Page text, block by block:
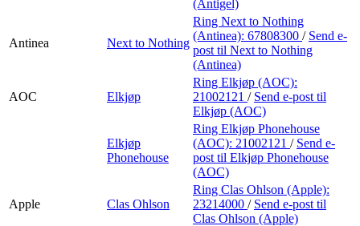
(Antigel)
Antinea Next to Nothing
Ring Next to Nothing
(Antinea): 67808300 / Send e-
post til Next to Nothing
(Antinea)
AOC Elkjøp
Ring Elkjøp (AOC):
21002121 / Send e-post til
Elkjøp (AOC)
Elkjøp
Phonehouse
Ring Elkjøp Phonehouse
(AOC): 21002121 / Send e-
post til Elkjøp Phonehouse
(AOC)
Apple Clas Ohlson
Ring Clas Ohlson (Apple):
23214000 / Send e-post til
Clas Ohlson (Apple)